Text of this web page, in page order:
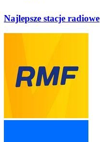
Najlepsze stacje radiowe